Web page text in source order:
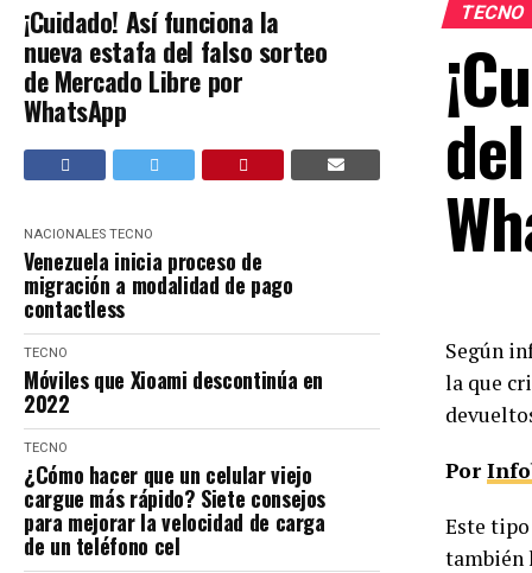
¡Cuidado! Así funciona la
nueva estafa del falso sorteo
de Mercado Libre por
WhatsApp
NACIONALES TECNO
Venezuela inicia proceso de
migración a modalidad de pago
contactless
TECNO
Móviles que Xioami descontinúa en
2022
TECNO
¿Cómo hacer que un celular viejo
cargue más rápido? Siete consejos
para mejorar la velocidad de carga
de un teléfono cel
TECNO
Según
la que
Por
Este
también